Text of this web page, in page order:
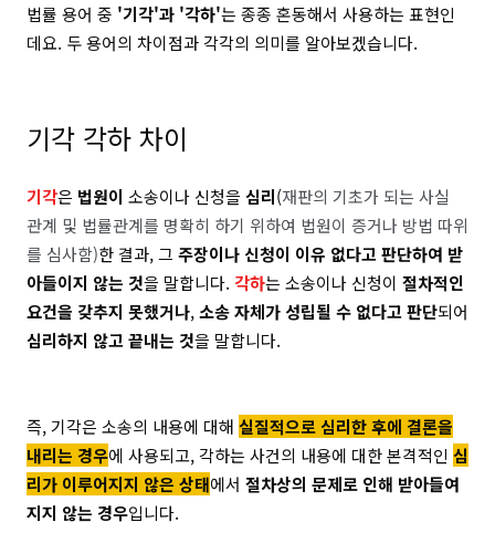
법률 용어 중 '기각'과 '각하'는 종종 혼동해서 사용하는 표현인
데요. 두 용어의 차이점과 각각의 의미를 알아보겠습니다.
기각 각하 차이
기각은 법원이 소송이나 신청을 심리(재판의 기초가 되는 사실
관계 및 법률관계를 명확히 하기 위하여 법원이 증거나 방법 따위
를 심사함)한 결과, 그 주장이나 신청이 이유 없다고 판단하여 받
아들이지 않는 것을 말합니다. 각하는 소송이나 신청이 절차적인
요건을 갖추지 못했거나,소송 자체가 성립될 수 없다고 판단되어
심리하지 않고 끝내는 것을 말합니다.
즉, 기각은 소송의 내용에 대해 실질적으로 심리한 후에 결론을
내리는 경우에 사용되고, 각하는 사건의 내용에 대한 본격적인 심
리가 이루어지지 않은 상태에서 절차상의 문제로 인해 받아들여
지지 않는 경우입니다.